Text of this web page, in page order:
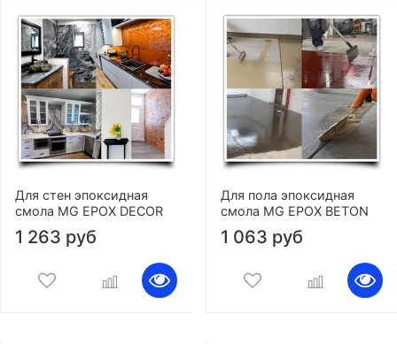
Для стен эпоксидная
смола MG EPOX DECOR
1 263 руб
Для пола эпоксидная
смола MG EPOX BETON
1 063 руб